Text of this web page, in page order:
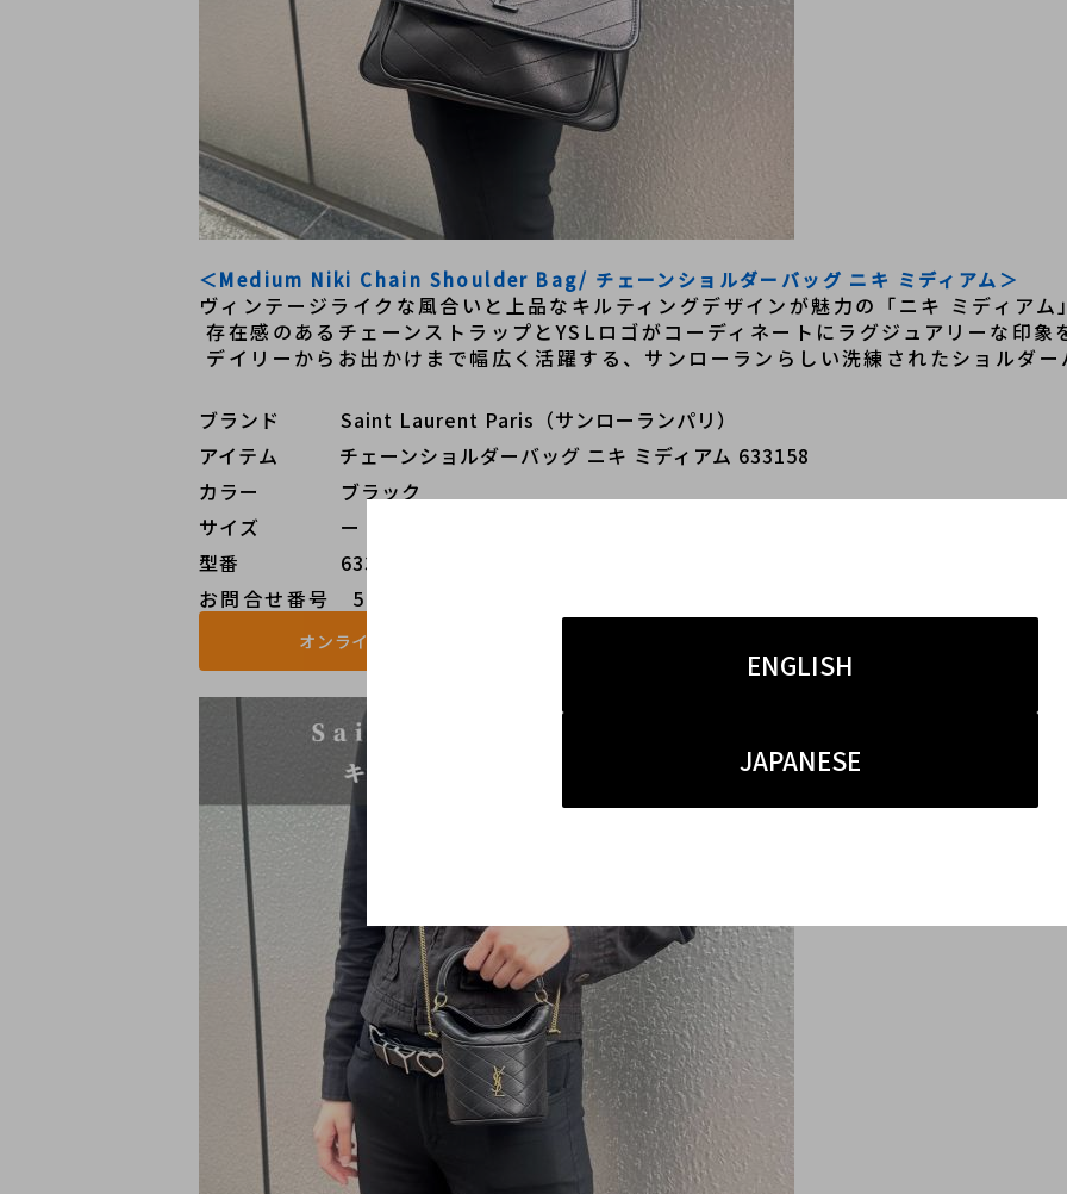
ENGLISH
JAPANESE
＜Medium Niki Chain Shoulder Bag/ チェーンショルダーバッグ ニキ ミディアム＞
ヴィンテージライクな風合いと上品なキルティングデザインが魅力の「ニキ ミディアム
存在感のあるチェーンストラップとYSLロゴがコーディネートにラグジュアリーな印象
デイリーからお出かけまで幅広く活躍する、サンローランらしい洗練されたショルダー
ブランド   Saint Laurent Paris（サンローランパリ）
アイテム   チェーンショルダーバッグ ニキ ミディアム 633158
カラー    ブラック
サイズ    ー
型番     633158
お問合せ番号 5607000035763-266
オンラインストアで見る